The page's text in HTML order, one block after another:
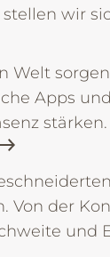
wir
Welt
Apps
stärken.
Von der
und